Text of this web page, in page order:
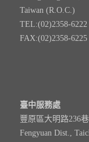
Taiwan (R.O.C.)
TEL:(02)2358-6222
FAX:(02)2358-6225
臺中服務處
豐原區大明路236
Fengyuan Dist.,